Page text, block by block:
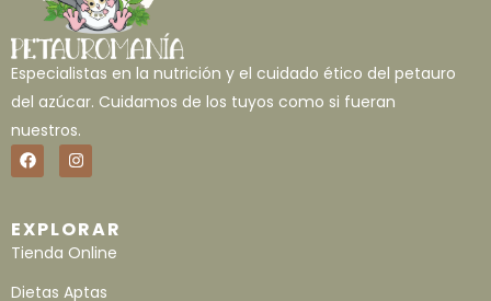
Especialistas en la nutrición y el cuidado ético del petauro
del azúcar. Cuidamos de los tuyos como si fueran
nuestros.
EXPLORAR
Tienda Online
Dietas Aptas